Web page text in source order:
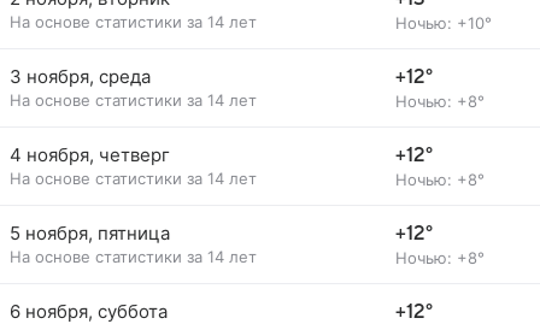
На основе статистики за 14 лет Ночью: +10°
3 ноября, среда
На основе статистики за 14 лет
+12°
Ночью: +8°
4 ноября, четверг
На основе статистики за 14 лет
+12°
Ночью: +8°
5 ноября, пятница
На основе статистики за 14 лет
+12°
Ночью: +8°
6 ноября, суббота +12°